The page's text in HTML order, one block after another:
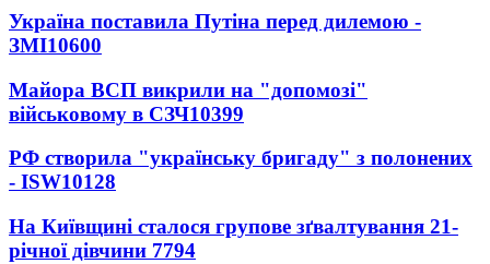
Україна поставила Путіна перед дилемою -
ЗМІ10600
Майора ВСП викрили на "допомозі"
військовому в СЗЧ10399
РФ створила "українську бригаду" з полонених
- ISW10128
На Київщині сталося групове зґвалтування 21-
річної дівчини 7794